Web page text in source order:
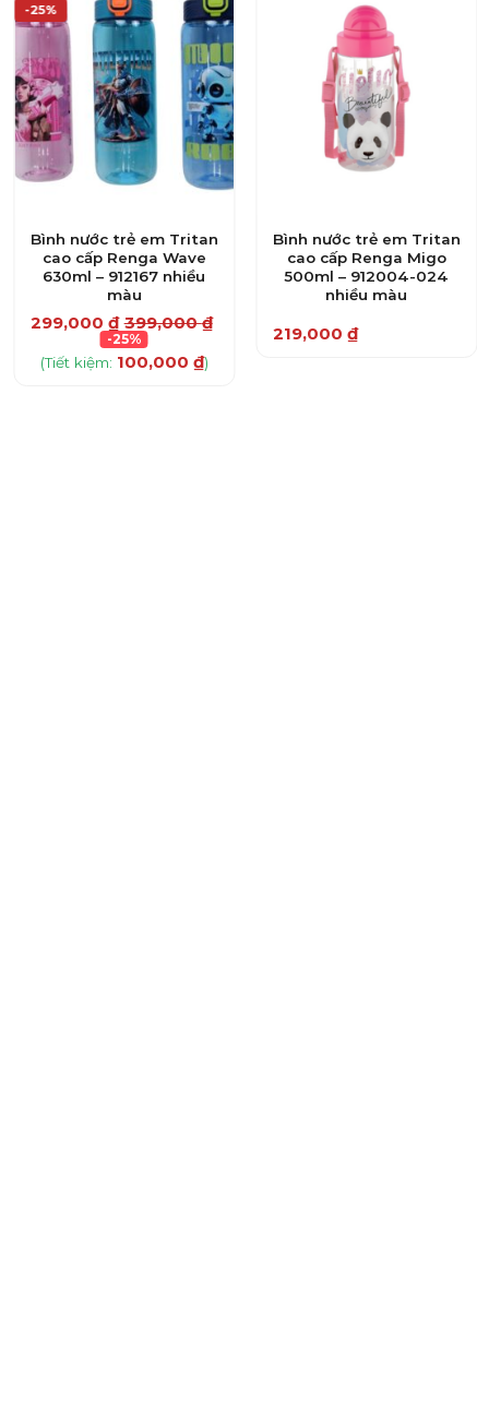
-25%
Bình nước trẻ em Tritan
cao cấp Renga Wave
630ml – 912167 nhiều
màu
299,000 ₫ 399,000₫
-25%
(Tiết kiệm: 100,000 ₫)
Bình nước trẻ em Tritan
cao cấp Renga Migo
500ml – 912004-024
nhiều màu
219,000 ₫